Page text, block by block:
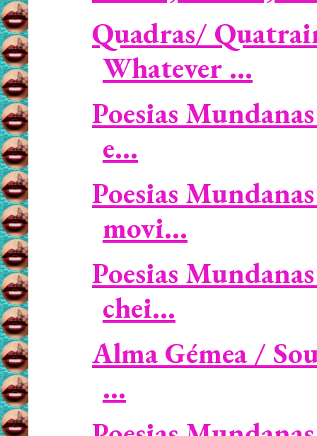
Quadras/
Whatever ...
Poesias
e...
Poesias
movi...
Poesias
chei...
Alma Gémea /
...